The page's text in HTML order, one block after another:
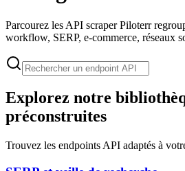
Parcourez les API scraper Piloterr
workflow, SERP, e-commerce, réseaux
Explorez notre
préconstruites
Trouvez les endpoints API adaptés à